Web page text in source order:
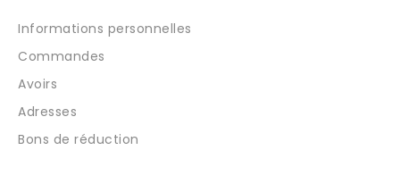
Informations personnelles
Commandes
Avoirs
Adresses
Bons de réduction